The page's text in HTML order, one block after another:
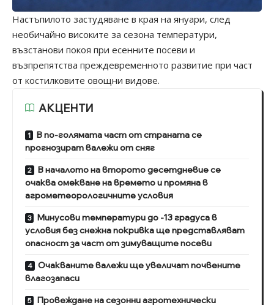
Настъпилото застудяване в края на януари, след
необичайно високите за сезона температури,
възстанови покоя при есенните посеви и
възпрепятства преждевременното развитие при част
от костилковите овощни видове.
АКЦЕНТИ
В по-голямата част от страната се
прогнозират валежи от сняг
В началото на второто десетдневие се
очаква омекване на времето и промяна в
агрометеорологичните условия
Минусови температури до -13 градуса в
условия без снежна покривка ще представляват
опасност за част от зимуващите посеви
Очакваните валежи ще увеличат почвените
влагозапаси
Провеждане на сезонни агротехнически